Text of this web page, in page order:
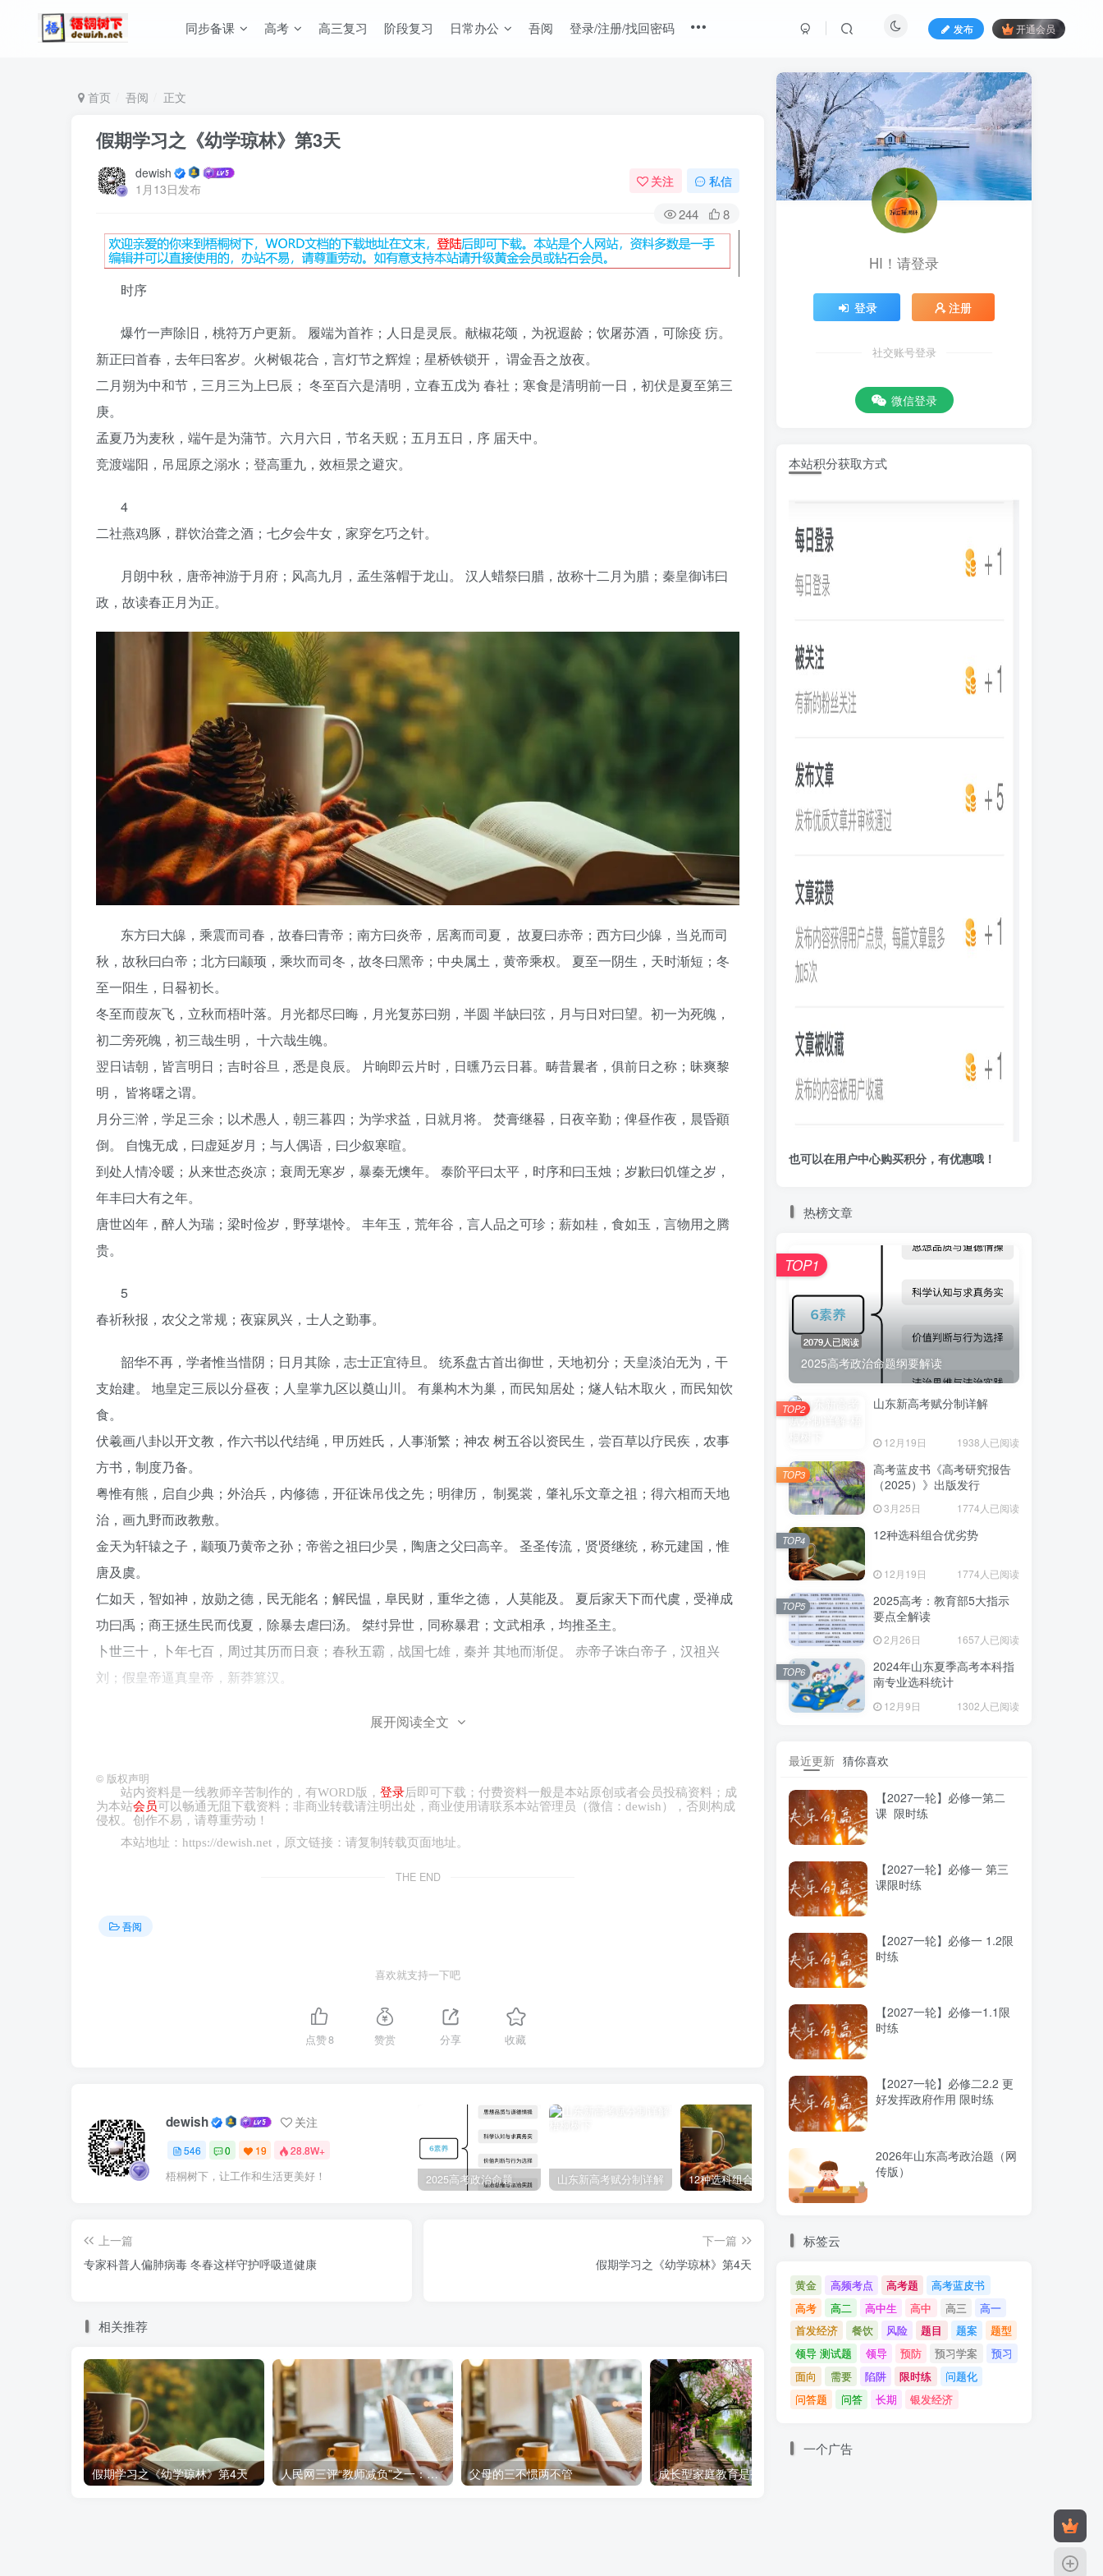
同步备课 高考 高三复习 阶段复习 日常办公 吾阅 登录/注册/找回密码 发布 开通会员
首页 吾阅 正文
假期学习之《幼学琼林》第3天
dewish
1月13日发布
关注 私信
244 8
时序
爆竹一声除旧，桃符万户更新。 履端为首祚；人日是灵辰。献椒花颂，为祝遐龄；饮屠苏酒，可除疫 疠。
新正曰首春，去年曰客岁。火树银花合，言灯节之辉煌；星桥铁锁开， 谓金吾之放夜。
二月朔为中和节，三月三为上巳辰； 冬至百六是清明，立春五戊为 春社；寒食是清明前一日，初伏是夏至第三
庚。
孟夏乃为麦秋，端午是为蒲节。六月六日，节名天贶；五月五日，序 届天中。
竞渡端阳，吊屈原之溺水；登高重九，效桓景之避灾。
4
二社燕鸡豚，群饮治聋之酒；七夕会牛女，家穿乞巧之针。
月朗中秋，唐帝神游于月府；风高九月，孟生落帽于龙山。 汉人蜡祭曰腊，故称十二月为腊；秦皇御讳曰
政，故读春正月为正。
东方曰大皞，乘震而司春，故春曰青帝；南方曰炎帝，居离而司夏， 故夏曰赤帝；西方曰少皞，当兑而司
秋，故秋曰白帝；北方曰颛顼，乘坎而司冬，故冬曰黑帝；中央属土，黄帝乘权。 夏至一阴生，天时渐短；冬
至一阳生，日晷初长。
冬至而葭灰飞，立秋而梧叶落。月光都尽曰晦，月光复苏曰朔，半圆 半缺曰弦，月与日对曰望。初一为死魄，
初二旁死魄，初三哉生明， 十六哉生魄。
翌日诘朝，皆言明日；吉时谷旦，悉是良辰。 片晌即云片时，日曛乃云日暮。畴昔曩者，俱前日之称；昧爽黎
明， 皆将曙之谓。
月分三澣，学足三余；以术愚人，朝三暮四；为学求益，日就月将。 焚膏继晷，日夜辛勤；俾昼作夜，晨昏顚
倒。 自愧无成，曰虚延岁月；与人偶语，曰少叙寒暄。
到处人情冷暖；从来世态炎凉；衰周无寒岁，暴秦无燠年。 泰阶平曰太平，时序和曰玉烛；岁歉曰饥馑之岁，
年丰曰大有之年。
唐世凶年，醉人为瑞；梁时俭岁，野莩堪怜。 丰年玉，荒年谷，言人品之可珍；薪如桂，食如玉，言物用之腾
贵。
5
春祈秋报，农父之常规；夜寐夙兴，士人之勤事。
韶华不再，学者惟当惜阴；日月其除，志士正宜待旦。 统系盘古首出御世，天地初分；天皇淡泊无为，干
支始建。 地皇定三辰以分昼夜；人皇掌九区以奠山川。 有巢构木为巢，而民知居处；燧人钻木取火，而民知饮
食。
伏羲画八卦以开文教，作六书以代结绳，甲历姓氏，人事渐繁；神农 树五谷以资民生，尝百草以疗民疾，农事
方书，制度乃备。
粤惟有熊，启自少典；外治兵，内修德，开征诛吊伐之先；明律历， 制冕裳，肇礼乐文章之祖；得六相而天地
治，画九野而政教敷。
金天为轩辕之子，颛顼乃黄帝之孙；帝喾之祖曰少昊，陶唐之父曰高辛。 圣圣传流，贤贤继统，称元建国，惟
唐及虞。
仁如天，智如神，放勋之德，民无能名；解民愠，阜民财，重华之德， 人莫能及。 夏后家天下而代虞，受禅成
功曰禹；商王拯生民而伐夏，除暴去虐曰汤。 桀纣异世，同称暴君；文武相承，均推圣主。
卜世三十，卜年七百，周过其历而日衰；春秋五霸，战国七雄，秦并 其地而渐促。 赤帝子诛白帝子，汉祖兴
刘；假皇帝逼真皇帝，新莽篡汉。
展开阅读全文
© 版权声明
站内资料是一线教师辛苦制作的，有WORD版， 登录后即可下载；付费资料一般是本站原创或者会员投稿资料；成
为本站会员可以畅通无阻下载资料；非商业转载请注明出处，商业使用请联系本站管理员（微信： dewish ），否则构成
侵权。创作不易，请尊重劳动！
本站地址： https://dewish.net ，原文链接：请复制转载页面地址。
THE END
吾阅
喜欢就支持一下吧
点赞8 赞赏 分享 收藏
dewish 关注
546 0 19 28.8W+
梧桐树下，让工作和生活更美好！ 2025高考政治命题纲要解读 山东新高考赋分制详解 12种选科组合优劣势
上一篇
专家科普人偏肺病毒 冬春这样守护呼吸道健康
下一篇
假期学习之《幼学琼林》第4天
相关推荐
假期学习之《幼学琼林》第4天 人民网三评“教师减负”之一：不能承受之重，谁理解？ 父母的三不惯两不管
HI！请登录
登录 注册
社交账号登录
微信登录
本站积分获取方式
也可以在用户中心购买积分，有优惠哦！
热榜文章
2079人已阅读
2025高考政治命题纲要解读
TOP1
山东新高考赋分制详解
12月19日 1938人已阅读
TOP2
高考蓝皮书《高考研究报告
（2025）》出版发行
3月25日 1774人已阅读
TOP3
12种选科组合优劣势
12月19日 1774人已阅读
TOP4
2025高考：教育部5大指示
要点全解读
2月26日 1657人已阅读
TOP5
2024年山东夏季高考本科指
南专业选科统计
12月9日 1302人已阅读
TOP6
最近更新 猜你喜欢
【2027一轮】必修一第二
课 限时练
【2027一轮】必修一 第三
课限时练
【2027一轮】必修一 1.2限
时练
【2027一轮】必修一1.1限
时练
【2027一轮】必修二2.2 更
好发挥政府作用 限时练
2026年山东高考政治题（网
传版）
标签云
黄金 高频考点 高考题
高考蓝皮书
高考
高二 高中生 高中 高三
高一
首发经济
餐饮 风险 题目 题案
题型
领导 测试题
领导 预防 预习学案
预习
面向
需要 陷阱 限时练
问题化
问答题
问答 长期 银发经济
一个广告